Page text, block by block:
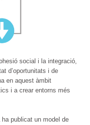
social i la integració,
d’oportunitats i de
en aquest àmbit
i a crear entorns més
publicat un model de